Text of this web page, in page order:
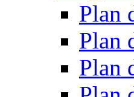
Plan
Plan
Plan